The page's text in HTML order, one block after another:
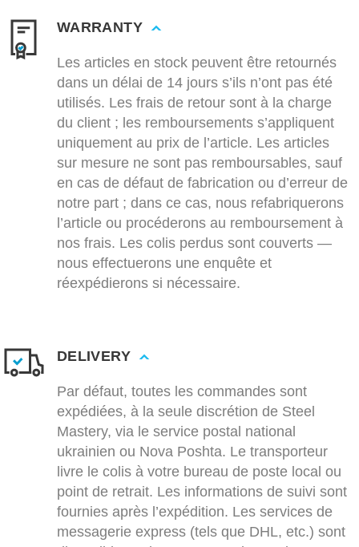
WARRANTY
Les articles en stock peuvent être retournés
dans un délai de 14 jours s’ils n’ont pas été
utilisés. Les frais de retour sont à la charge
du client ; les remboursements s’appliquent
uniquement au prix de l’article. Les articles
sur mesure ne sont pas remboursables, sauf
en cas de défaut de fabrication ou d’erreur de
notre part ; dans ce cas, nous refabriquerons
l’article ou procéderons au remboursement à
nos frais. Les colis perdus sont couverts —
nous effectuerons une enquête et
réexpédierons si nécessaire.
DELIVERY
Par défaut, toutes les commandes sont
expédiées, à la seule discrétion de Steel
Mastery, via le service postal national
ukrainien ou Nova Poshta. Le transporteur
livre le colis à votre bureau de poste local ou
point de retrait. Les informations de suivi sont
fournies après l’expédition. Les services de
messagerie express (tels que DHL, etc.) sont